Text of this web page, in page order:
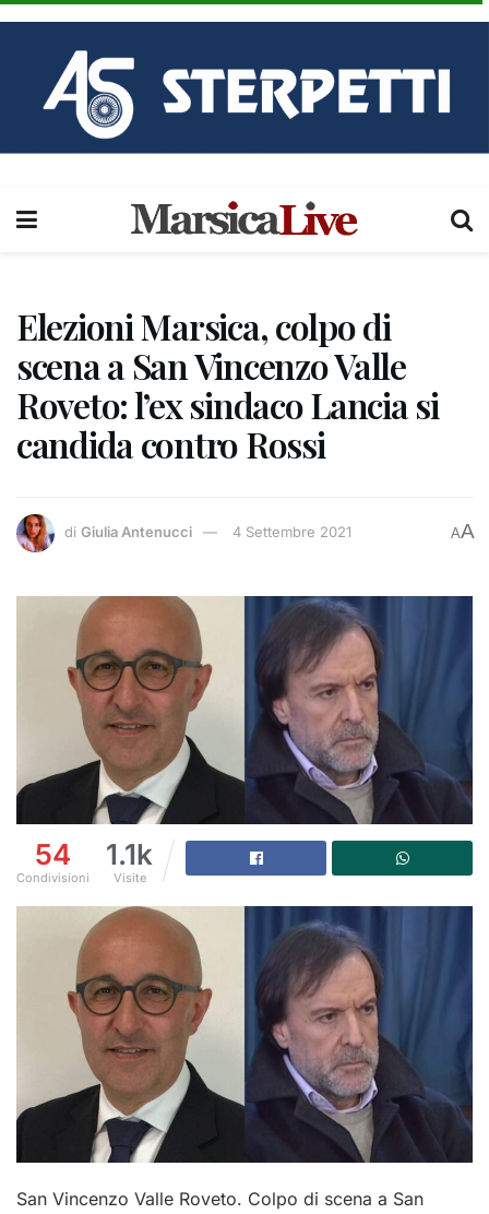
Elezioni Marsica, colpo di
scena a San Vincenzo Valle
Roveto: l’ex sindaco Lancia si
candida contro Rossi
di Giulia Antenucci 4 Settembre 2021 AA
54
Condivisioni
1.1k
Visite
San Vincenzo Valle Roveto. Colpo di scena a San